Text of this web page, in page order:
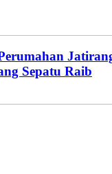
Sepatu Raib